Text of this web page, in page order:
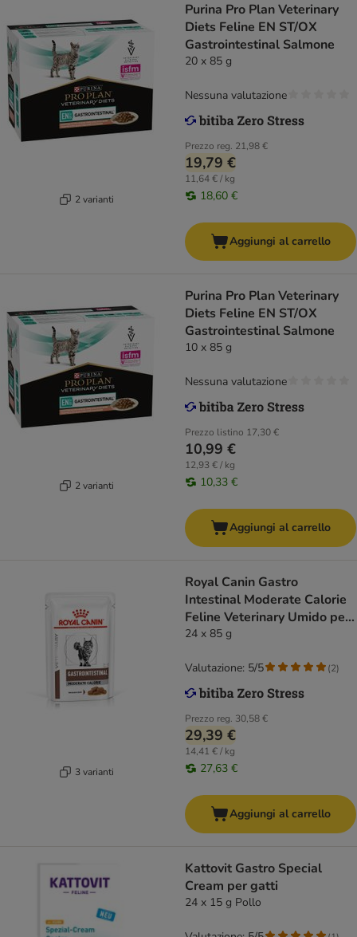
2 varianti
Purina Pro Plan Veterinary
Diets Feline EN ST/OX
Gastrointestinal Salmone
20 x 85 g
Prezzo reg. 21,98 €
19,79 €
11,64 € / kg
18,60 €
Nessuna valutazione
Aggiungi al carrello
2 varianti
Purina Pro Plan Veterinary
Diets Feline EN ST/OX
Gastrointestinal Salmone
10 x 85 g
Prezzo listino 17,30 €
10,99 €
12,93 € / kg
10,33 €
Nessuna valutazione
Aggiungi al carrello
3 varianti
Royal Canin Gastro
Intestinal Moderate Calorie
Feline Veterinary Umido per
gatti
24 x 85 g
Prezzo reg. 30,58 €
29,39 €
14,41 € / kg
27,63 €
Valutazione: 5/5 (2)
Aggiungi al carrello
Kattovit Gastro Special
Cream per gatti
24 x 15 g Pollo